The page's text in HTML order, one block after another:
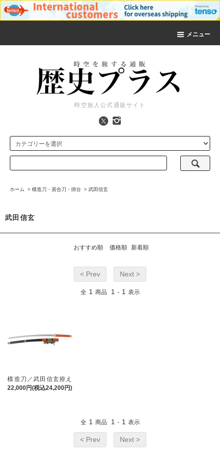
メニュー
時空旅人公式通販サイト
ホーム > 模造刀・居合刀・掛台 > 武田信玄
武田信玄
おすすめ順 価格順 新着順
< Prev Next >
全 1 商品 1 - 1 表示
模造刀／武田信玄拵え
22,000円(税込24,200円)
全 1 商品 1 - 1 表示
< Prev Next >